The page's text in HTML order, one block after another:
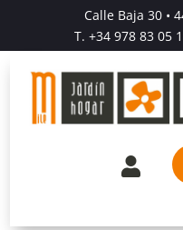
Calle Baja 30 •
T. +34 978 83 05
